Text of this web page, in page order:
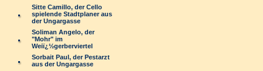
Sitte Camillo, der Cello
spielende Stadtplaner aus
der Ungargasse
Soliman Angelo, der
"Mohr" im
Weiï¿½gerberviertel
Sorbait Paul, der Pestarzt
aus der Ungargasse